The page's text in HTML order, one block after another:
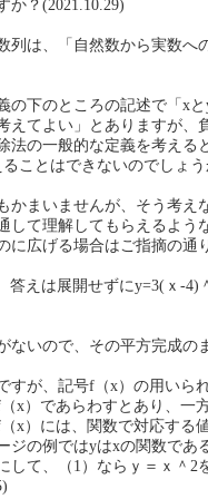
か？(2021.10.29)
列は、「自然数から実数
の下のところの記述で「x
えてよい」とありますが、
法の一般的な定義を考える
ことはできないのでしょう
かまいませんが、そう考え
して理解してもらえるよう
に広げる場合はご指摘の通
答えは展開せずにy=3(ｘ-4)
ないので、その平方完成の
すが、記号f（x）の用いら
x）であらわすとあり、一
x）には、関数で対応する
ジの例ではyはxの関数であ
して、（1）ならｙ＝ｘ＾